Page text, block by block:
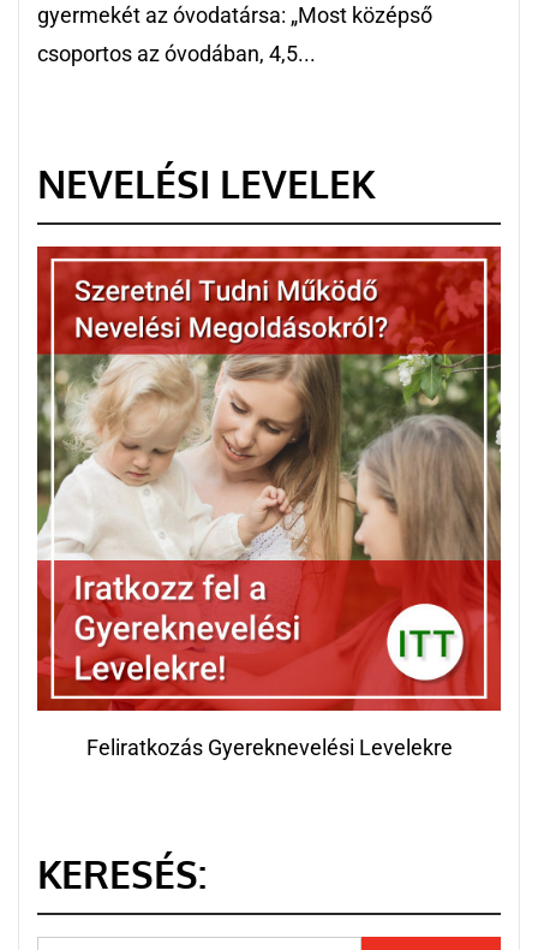
gyermekét az óvodatársa: „Most középső
csoportos az óvodában, 4,5...
NEVELÉSI LEVELEK
Feliratkozás Gyereknevelési Levelekre
KERESÉS: